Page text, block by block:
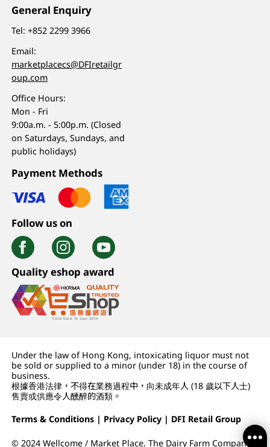
General Enquiry
Tel:+852 2299 3966
Email:
marketplacecs@DFIretailgr
oup.com
Office Hours:
Mon - Fri
9:00a.m. - 5:00p.m. (Closed
on Saturdays, Sundays, and
public holidays)
Payment Methods
Follow us on
Quality eshop award
Under the law of Hong Kong, intoxicating liquor must not
be sold or supplied to a minor (under 18) in the course of
business.
根據香港法律，不得在業務過程中，向未成年人 (18 歲以下人士)
售賣或供應令人醺醉的酒類。
Terms & Conditions | Privacy Policy | DFI Retail Group
© 2024 Wellcome / Market Place. The Dairy Farm Company